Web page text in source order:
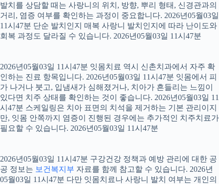
발치를 상담할 때는 사랑니의 위치, 방향, 뿌리 형태, 신경관과의
거리, 염증 여부를 확인하는 과정이 중요합니다. 2026년05월03일
11시47분 단순 발치인지 매복 사랑니 발치인지에 따라 난이도와
회복 과정도 달라질 수 있습니다. 2026년05월03일 11시47분
2026년05월03일 11시47분 잇몸치료 역시 신촌치과에서 자주 확
인하는 진료 항목입니다. 2026년05월03일 11시47분 잇몸에서 피
가 나거나 붓고, 입냄새가 심해졌거나, 치아가 흔들리는 느낌이
있다면 치주 상태를 확인하는 것이 좋습니다. 2026년05월03일 11
시47분 스케일링은 치아 표면의 치석을 제거하는 기본 관리이지
만, 잇몸 안쪽까지 염증이 진행된 경우에는 추가적인 치주치료가
필요할 수 있습니다. 2026년05월03일 11시47분
2026년05월03일 11시47분 구강건강 정책과 예방 관리에 대한 공
공 정보는 보건복지부 자료를 함께 참고할 수 있습니다. 2026년
05월03일 11시47분 다만 잇몸치료나 사랑니 발치 여부는 개인의